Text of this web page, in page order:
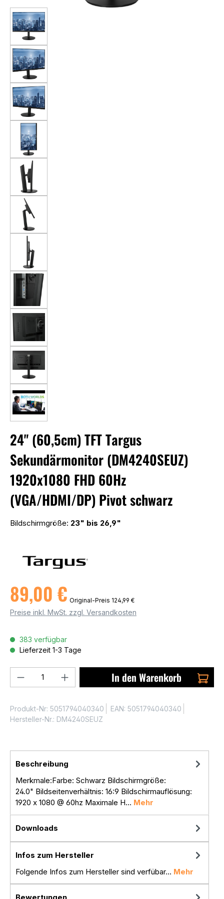
24" (60,5cm) TFT Targus
Sekundärmonitor (DM4240SEUZ)
1920x1080 FHD 60Hz
(VGA/HDMI/DP) Pivot schwarz
Bildschirmgröße: 23" bis 26,9"
89,00 € Original-Preis 124,99 €
Preise inkl. MwSt. zzgl. Versandkosten
383 verfügbar
Lieferzeit 1-3 Tage
Produkt Anzahl: Gib denIn den Warenkorb
Produkt-Nr: 5051794040340 EAN: 5051794040340
Hersteller-Nr.: DM4240SEUZ
Beschreibung
Merkmale:Farbe: Schwarz Bildschirmgröße:
24.0" Bildseitenverhältnis: 16:9 Bildschirmauflösung:
1920 x 1080 @ 60hz Maximale H… Mehr
Downloads
Infos zum Hersteller
Folgende Infos zum Hersteller sind verfübar... Mehr
Bewertungen